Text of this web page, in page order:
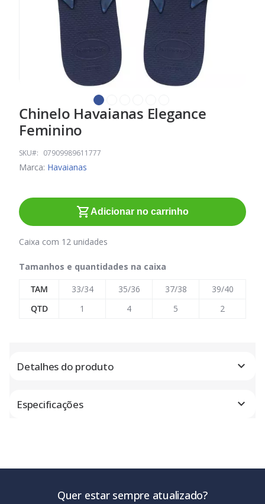
Saltar
para
o
início
da
imagens
Chinelo Havaianas Elegance
Feminino
SKU 07909989611777
Marca: Havaianas
Adicionar no carrinho
Caixa com 12 unidades
Tamanhos e quantidades na caixa
TAM
33/34 35/36 37/38
39/40
QTD
1 4 5 2
Detalhes do produto
Especificações
Quer estar sempre atualizado?